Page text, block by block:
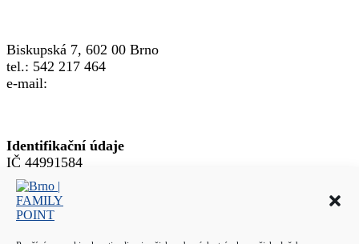
Biskupská 7, 602 00 Brno
tel.: 542 217 464
e-mail:
Identifikační údaje
IČ 44991584
DIČ CZ44991584
Přihlásit se
© 2026
Brno | FAMILY POINT – All rights reserved